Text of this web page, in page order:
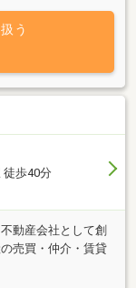
ます。
う
歩40分
動産会社として創
売買・仲介・賃貸
土地・住宅を売り